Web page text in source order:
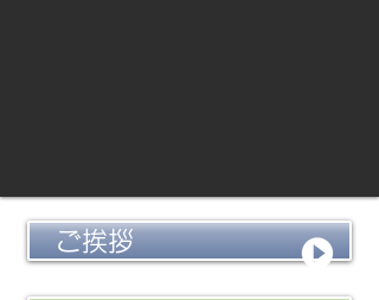
ご挨拶